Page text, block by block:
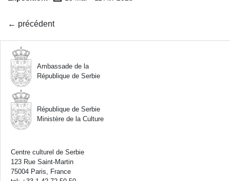
Navigation
des
articles
← précédent
Ambassade de la
République de Serbie
République de Serbie
Ministère de la Culture
Centre culturel de Serbie
123 Rue Saint-Martin
75004 Paris, France